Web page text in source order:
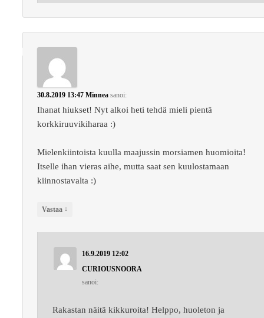
30.8.2019 13:47 Minnea sanoi:
Ihanat hiukset! Nyt alkoi heti tehdä mieli pientä
korkkiruuvikiharaa :)
Mielenkiintoista kuulla maajussin morsiamen huomioita!
Itselle ihan vieras aihe, mutta saat sen kuulostamaan
kiinnostavalta :)
Vastaa ↓
16.9.2019 12:02
CURIOUSNOORA
sanoi:
Rakastan näitä kikkuroita! Helppo, huoleton ja